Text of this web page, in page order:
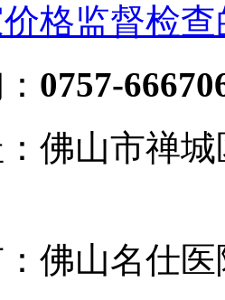
格监督检
0757-
佛山市禅
佛山名仕